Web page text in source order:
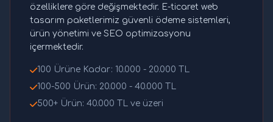
özelliklere göre değişmektedir. E-ticaret web
tasarım paketlerimiz güvenli ödeme sistemleri,
ürün yönetimi ve SEO optimizasyonu
içermektedir.
100 Ürüne Kadar: 10.000 - 20.000 TL
100-500 Ürün: 20.000 - 40.000 TL
500+ Ürün: 40.000 TL ve üzeri